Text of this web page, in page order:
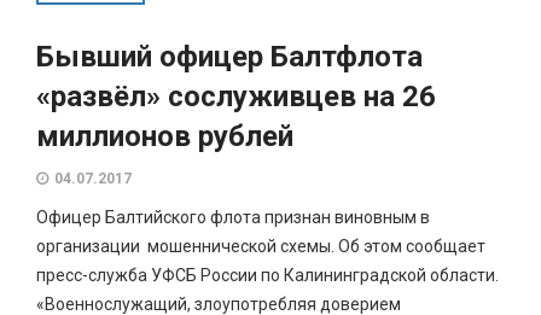
Бывший офицер Балтфлота
«развёл» сослуживцев на 26
миллионов рублей
04.07.2017
Офицер Балтийского флота признан виновным в
организации мошеннической схемы. Об этом сообщает
пресс-служба УФСБ России по Калининградской области.
«Военнослужащий, злоупотребляя доверием